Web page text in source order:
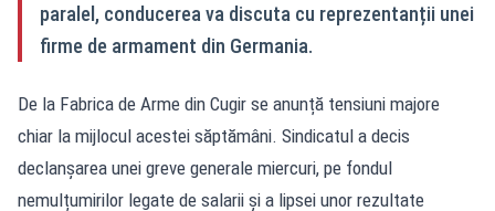
paralel, conducerea va discuta cu reprezentanții unei
firme de armament din Germania.
De la Fabrica de Arme din Cugir se anunță tensiuni majore
chiar la mijlocul acestei săptămâni. Sindicatul a decis
declanșarea unei greve generale miercuri, pe fondul
nemulțumirilor legate de salarii și a lipsei unor rezultate